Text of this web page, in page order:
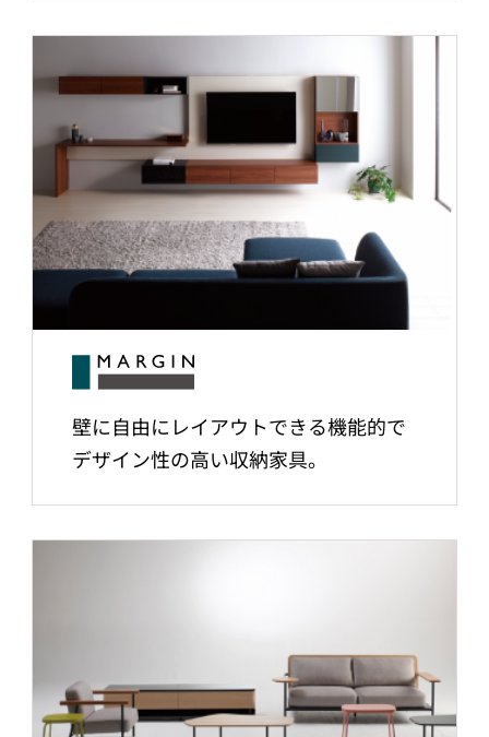
壁に自由にレイアウトできる機能的で
デザイン性の高い収納家具。